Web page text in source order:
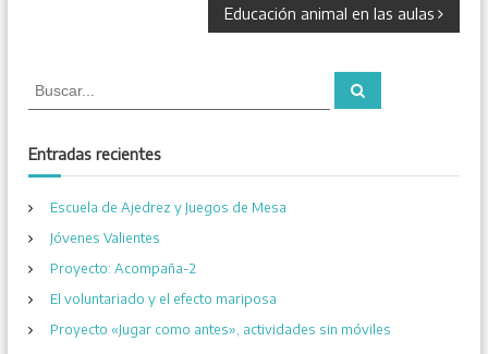
e
g
a
c
i
Educación animal en las aulas
B
c
a
:
B
Entradas recientes
Escuela de Ajedrez y Juegos de Mesa
Jóvenes Valientes
Proyecto: Acompaña-2
El voluntariado y el efecto mariposa
Proyecto «Jugar como antes», actividades sin móviles